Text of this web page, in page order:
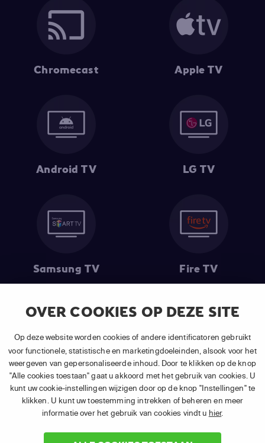
OVER COOKIES OP DEZE SITE
Op deze website worden cookies of andere identificatoren gebruikt
voor functionele, statistische en marketingdoeleinden, alsook voor het
weergeven van gepersonaliseerde inhoud. Door te klikken op de knop
"Alle cookies toestaan" gaat u akkoord met het gebruik van cookies. U
kunt uw cookie-instellingen wijzigen door op de knop "Instellingen" te
klikken. U kunt uw toestemming intrekken of beheren en meer
informatie over het gebruik van cookies vindt u hier.
Chromecast Apple TV
Android TV LG TV
Samsung TV Fire TV
(1) De eerste 30 dagen gratis: Geldig op alle nieuwe abonnementen
van APP TV Light, Basic of Plus.
(2) Prijs abonnement : Incl. BTW.
(3) Restart & Replayis beschikbaar voorvolgende zendersafhankelijk
van je gekozen pakket.